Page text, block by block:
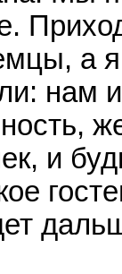
а
нам
и